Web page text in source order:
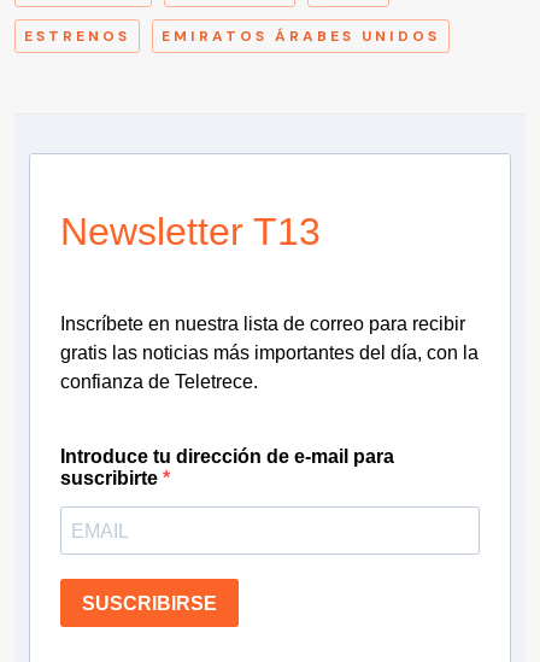
ESTRENOS EMIRATOS ÁRABES UNIDOS
Newsletter T13
Inscríbete en nuestra lista de correo para recibir
gratis las noticias más importantes del día, con la
confianza de Teletrece.
Introduce tu dirección de e-mail para
suscribirte
SUSCRIBIRSE